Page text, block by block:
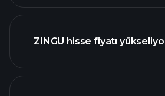
ZINGU hisse fiyatı